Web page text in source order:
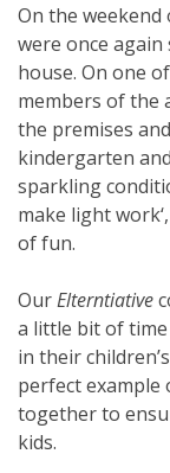
On the
were once again
house. On one
members of the
the premises
kindergarten
sparkling
make light
of fun.
OurElterntiative
a little bit of
in their
perfect example
together to
kids.